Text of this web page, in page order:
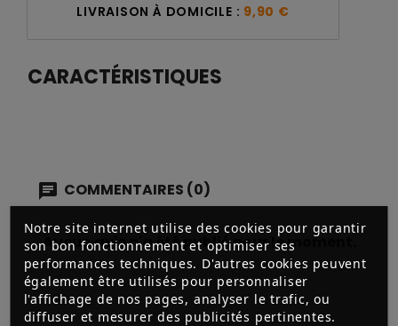
Notre site internet utilise des cookies pour garantir
son bon fonctionnement et optimiser ses
performances techniques. D'autres cookies peuvent
également être utilisés pour personnaliser
l'affichage de nos pages, analyser le trafic, ou
diffuser et mesurer des publicités pertinentes.
LIVRAISON À DOMICILE : 9,90 €
CARACTÉRISTIQUES
COMMENTAIRES (0)
Aucun avis n'a été publié pour le moment.